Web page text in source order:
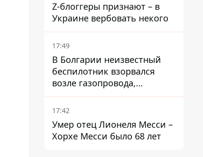
Z-блоггеры признают – в
Украине вербовать некого
17:49
В Болгарии неизвестный
беспилотник взорвался
возле газопровода,
которым поставляют газ в
Украину
17:42
Умер отец Лионеля Месси –
Хорхе Месси было 68 лет